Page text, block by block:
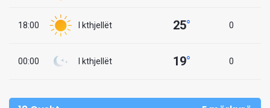
18:00 I kthjellët 25° 0
00:00 I kthjellët 19° 0